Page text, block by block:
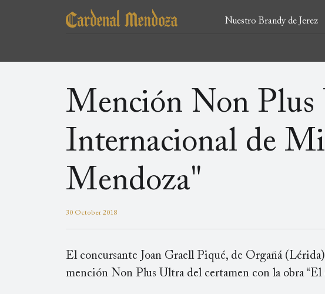
Mención Non
Internacional de
Mendoza"
30 October 2018
El concursante Joan Graell Piqué, de Orgañá
mención Non Plus Ultra del certamen con la obra
Main
Nuestro Brandy de Jerez